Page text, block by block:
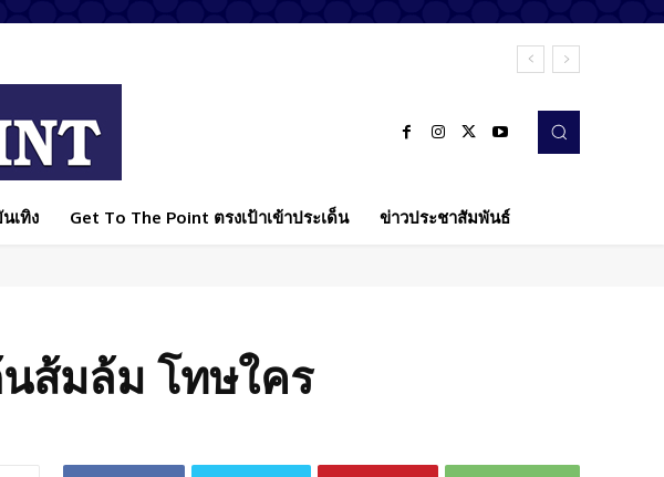
ด้ทั้งหมด
เทิง Get To The Point ตรงเป้าเข้าประเด็น ข่าวประชาสัมพันธ์
ส้มล้ม โทษใคร